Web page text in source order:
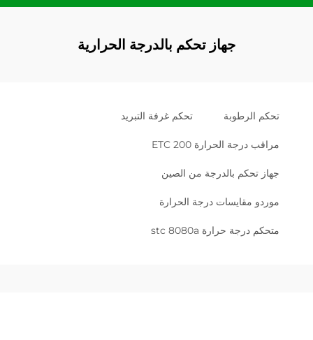
جهاز تحكم بالدرجة الحرارية
تحكم الرطوبة تحكم غرفة التبريد
مراقب درجة الحرارة ETC 200
جهاز تحكم بالدرجة من الصين
موردو مقايسات درجة الحرارة
متحكم درجة حرارة stc 8080a